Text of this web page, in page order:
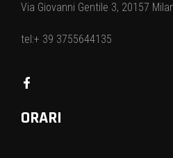
Via Giovanni Gentile 3, 20157
tel:+ 39 3755644135
ORARI